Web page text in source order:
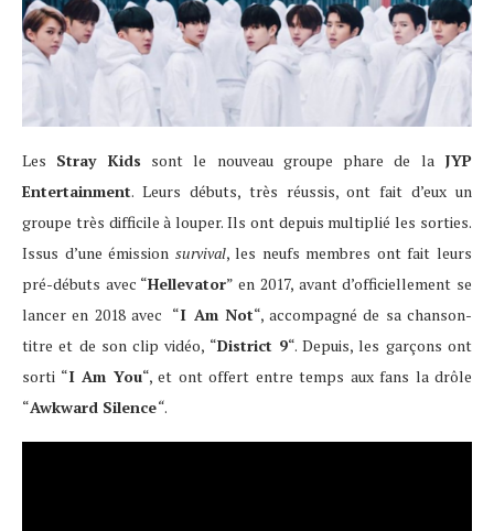
Les Stray Kids sont le nouveau groupe phare de la JYP
Entertainment. Leurs débuts, très réussis, ont fait d’eux un
groupe très difficile à louper. Ils ont depuis multiplié les sorties.
Issus d’une émission survival, les neufs membres ont fait leurs
pré-débuts avec “Hellevator” en 2017, avant d’officiellement se
lancer en 2018 avec “I Am Not“, accompagné de sa chanson-
titre et de son clip vidéo, “District 9“. Depuis, les garçons ont
sorti “I Am You“, et ont offert entre temps aux fans la drôle
“Awkward Silence“.